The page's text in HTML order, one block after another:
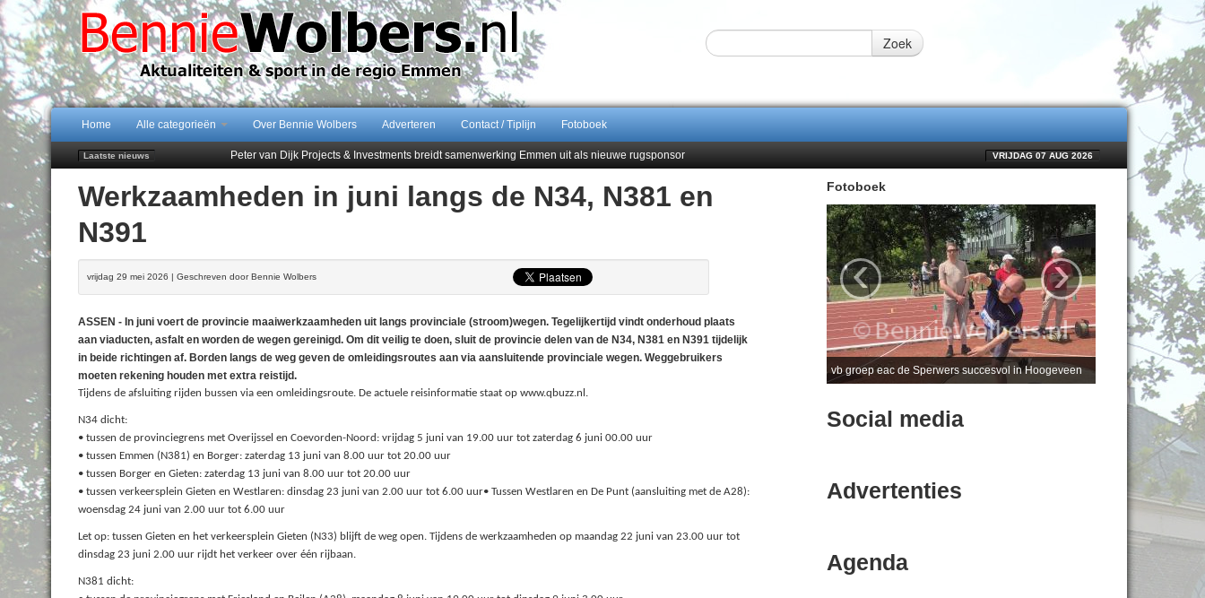
Zoek
Home Alle categorieën Over Bennie Wolbers Adverteren Contact / Tiplijn Fotoboek
Laatste nieuws
Peter van Dijk Projects & Investments breidt samenwerking Emmen uit als nieuwe rugsponsor
102 kaarsen voor eeuwling Mieke Sijbom-Maatje
Emmen wint op Open Dag overtuigend van Almere City
VRIJDAG 07 AUG 2026
Werkzaamheden in juni langs de N34, N381 en
N391
vrijdag 29 mei 2026 | Geschreven door Bennie Wolbers
ASSEN - In juni voert de provincie maaiwerkzaamheden uit langs provinciale (stroom)wegen. Tegelijkertijd vindt onderhoud plaats
aan viaducten, asfalt en worden de wegen gereinigd. Om dit veilig te doen, sluit de provincie delen van de N34, N381 en N391 tijdelijk
in beide richtingen af. Borden langs de weg geven de omleidingsroutes aan via aansluitende provinciale wegen. Weggebruikers
moeten rekening houden met extra reistijd.
Tijdens de afsluiting rijden bussen via een omleidingsroute. De actuele reisinformatie staat op www.qbuzz.nl.
N34 dicht:
• tussen de provinciegrens met Overijssel en Coevorden-Noord: vrijdag 5 juni van 19.00 uur tot zaterdag 6 juni 00.00 uur
• tussen Emmen (N381) en Borger: zaterdag 13 juni van 8.00 uur tot 20.00 uur
• tussen Borger en Gieten: zaterdag 13 juni van 8.00 uur tot 20.00 uur
• tussen verkeersplein Gieten en Westlaren: dinsdag 23 juni van 2.00 uur tot 6.00 uur• Tussen Westlaren en De Punt (aansluiting met de A28):
woensdag 24 juni van 2.00 uur tot 6.00 uur
Let op: tussen Gieten en het verkeersplein Gieten (N33) blijft de weg open. Tijdens de werkzaamheden op maandag 22 juni van 23.00 uur tot
dinsdag 23 juni 2.00 uur rijdt het verkeer over één rijbaan.
N381 dicht:
Fotoboek
vb groep eac de Sperwers succesvol in Hoogeveen
‹ ›
Social media
Advertenties
Agenda